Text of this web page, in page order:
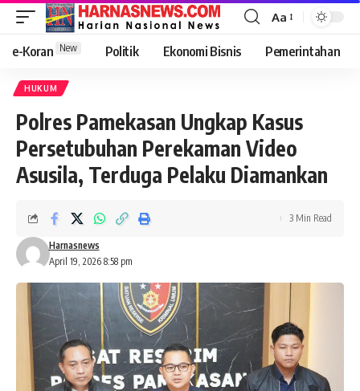
Aa
e-Koran New Politik Ekonomi Bisnis Pemerintahan
HUKUM
Polres Pamekasan Ungkap Kasus
Persetubuhan Perekaman Video
Asusila, Terduga Pelaku Diamankan
April 19, 2026 8:58 pm
Harnasnews
3 Min Read